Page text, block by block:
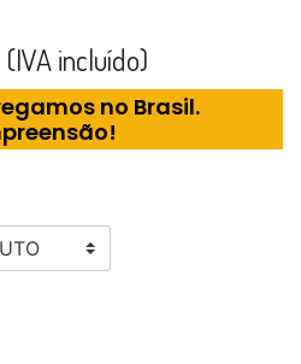
incluído)
no Brasil.